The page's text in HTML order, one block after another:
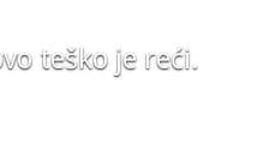
teško je reći.